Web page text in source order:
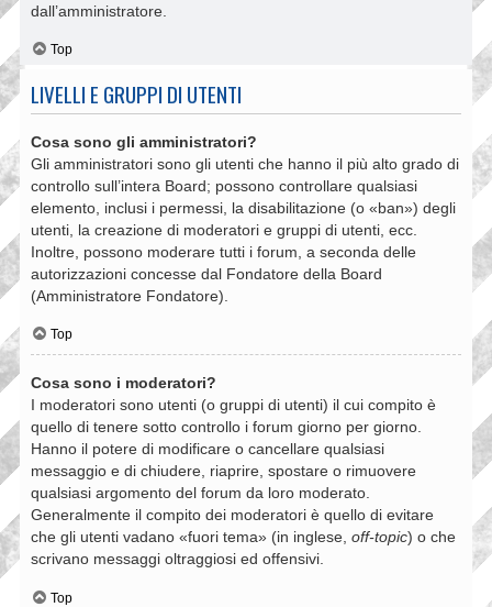
dall’amministratore.
Top
LIVELLI E GRUPPI DI UTENTI
Cosa sono gli amministratori?
Gli amministratori sono gli utenti che hanno il più alto grado di
controllo sull’intera Board; possono controllare qualsiasi
elemento, inclusi i permessi, la disabilitazione (o «ban») degli
utenti, la creazione di moderatori e gruppi di utenti, ecc.
Inoltre, possono moderare tutti i forum, a seconda delle
autorizzazioni concesse dal Fondatore della Board
(Amministratore Fondatore).
Top
Cosa sono i moderatori?
I moderatori sono utenti (o gruppi di utenti) il cui compito è
quello di tenere sotto controllo i forum giorno per giorno.
Hanno il potere di modificare o cancellare qualsiasi
messaggio e di chiudere, riaprire, spostare o rimuovere
qualsiasi argomento del forum da loro moderato.
Generalmente il compito dei moderatori è quello di evitare
che gli utenti vadano «fuori tema» (in inglese, off-topic) o che
scrivano messaggi oltraggiosi ed offensivi.
Top